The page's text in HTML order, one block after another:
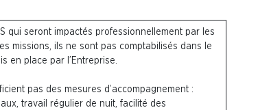
qui seront impactés professionnellement par les
missions, ils ne sont pas comptabilisés dans le
en place par l’Entreprise.
pas des mesures d’accompagnement :
travail régulier de nuit, facilité des